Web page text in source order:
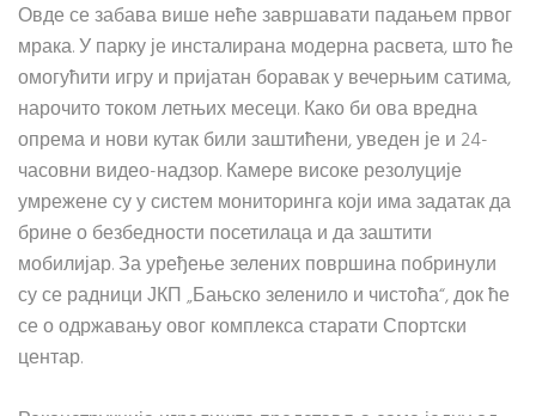
Овде се забава више неће завршавати падањем првог
мрака. У парку је инсталирана модерна расвета, што ће
омогућити игру и пријатан боравак у вечерњим сатима,
нарочито током летњих месеци. Како би ова вредна
опрема и нови кутак били заштићени, уведен је и 24-
часовни видео-надзор. Камере високе резолуције
умрежене су у систем мониторинга који има задатак да
брине о безбедности посетилаца и да заштити
мобилијар. За уређење зелених површина побринули
су се радници ЈКП „Бањско зеленило и чистоћа“, док ће
се о одржавању овог комплекса старати Спортски
центар.